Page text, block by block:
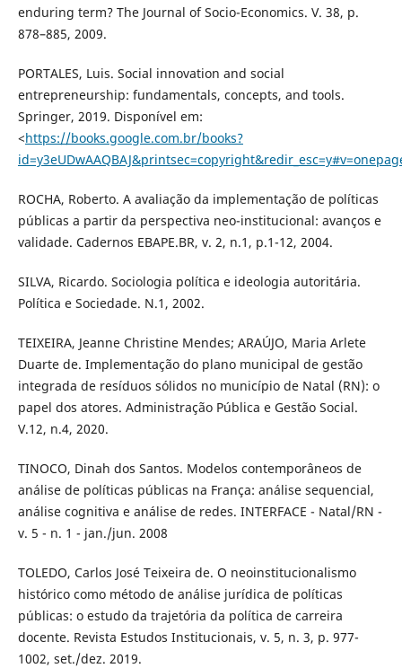
enduring term? The Journal of Socio-Economics. V. 38, p.
878–885, 2009.
PORTALES, Luis. Social innovation and social
entrepreneurship: fundamentals, concepts, and tools.
Springer, 2019. Disponível em:
<https://books.google.com.br/books?
ROCHA, Roberto. A avaliação da implementação de políticas
públicas a partir da perspectiva neo-institucional: avanços e
validade. Cadernos EBAPE.BR, v. 2, n.1, p.1-12, 2004.
SILVA, Ricardo. Sociologia política e ideologia autoritária.
Política e Sociedade. N.1, 2002.
TEIXEIRA, Jeanne Christine Mendes; ARAÚJO, Maria Arlete
Duarte de. Implementação do plano municipal de gestão
integrada de resíduos sólidos no município de Natal (RN): o
papel dos atores. Administração Pública e Gestão Social.
V.12, n.4, 2020.
TINOCO, Dinah dos Santos. Modelos contemporâneos de
análise de políticas públicas na França: análise sequencial,
análise cognitiva e análise de redes. INTERFACE - Natal/RN -
v. 5 - n. 1 - jan./jun. 2008
TOLEDO, Carlos José Teixeira de. O neoinstitucionalismo
histórico como método de análise jurídica de políticas
públicas: o estudo da trajetória da política de carreira
docente. Revista Estudos Institucionais, v. 5, n. 3, p. 977-
1002, set./dez. 2019.